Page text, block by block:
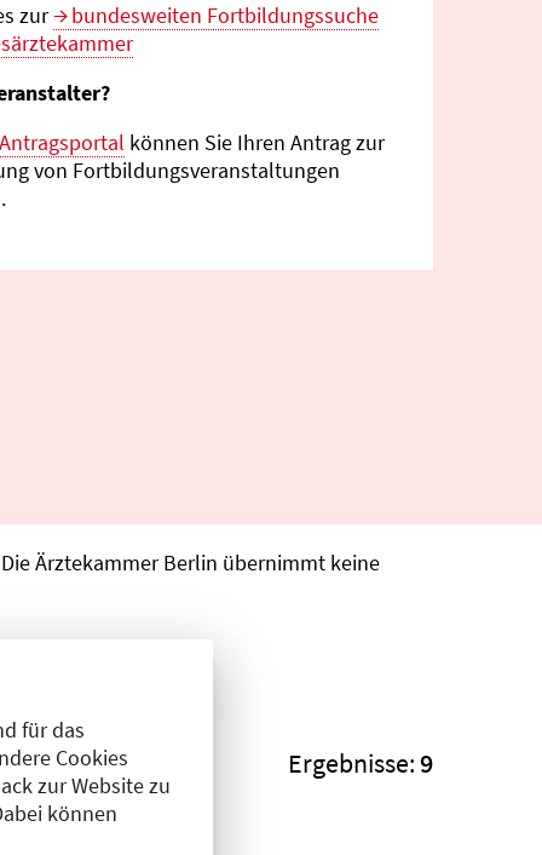
für das
Cookies
zur Website zu
können
zur
bundes­weiten Fortbildungs­suche
können Sie Ihren Antrag zur
von Fortbildungs­veranstaltungen
Ärztekammer Berlin übernimmt keine
Ergebnisse:9